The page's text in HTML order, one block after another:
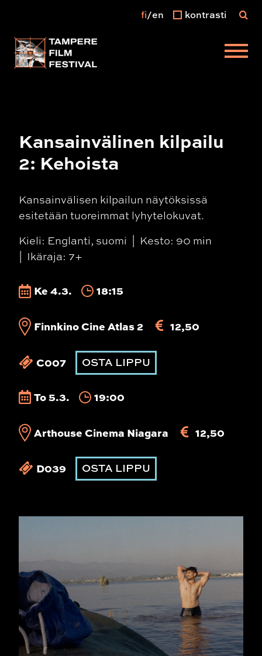
Päävalikko
fi en kontrasti
Kansainvälinen kilpailu
2: Kehoista
Kansainvälisen kilpailun näytöksissä
esitetään tuoreimmat lyhytelokuvat.
Kieli: Englanti, suomi
Kesto: 90 min
Ikäraja: 7+
Ke 4.3. 18:15
Finnkino Cine Atlas 2 12,50
C007 OSTA LIPPU
To 5.3. 19:00
Arthouse Cinema Niagara 12,50
D039 OSTA LIPPU